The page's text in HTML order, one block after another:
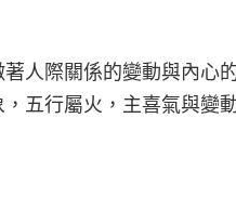
人際關係的變動與內心
五行屬火，主喜氣與變